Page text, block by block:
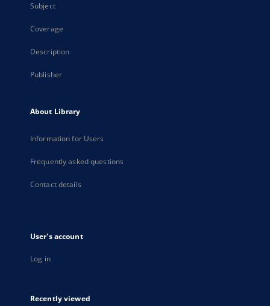
Subject
Coverage
Description
Publisher
About Library
Information for Users
Frequently asked questions
Contact details
User's account
Log in
Recently viewed